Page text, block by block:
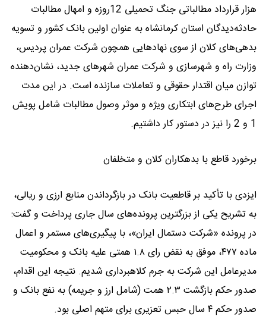
هزار قرارداد مطالباتی جنگ تحمیلی 12روزه و امهال مطالبات
حادثه‌دیدگان استان کرمانشاه به عنوان اولین بانک کشور و تسویه
بدهی‌های کلان از سوی نهادهایی همچون شرکت عمران پردیس،
وزارت راه و شهرسازی و شرکت عمران شهرهای جدید، نشان‌دهنده
توازن میان اقتدار حقوقی و تعاملات سازنده است. در این مدت
اجرای طرح‌های ابتکاری ویژه و موثر وصول مطالبات شامل پویش
1 و 2 را نیز در دستور کار داشتیم.
برخورد قاطع با بدهکاران کلان و متخلفان
ایزدی با تأکید بر قاطعیت بانک در بازگرداندن منابع ارزی و ریالی،
به تشریح یکی از بزرگترین پرونده‌های سال جاری پرداخت و گفت:
در پرونده «شرکت دستمال ایران»، با پیگیری‌های مستمر و اعمال
ماده ۴۷۷، موفق به نقض رای ۱.۸ همتی علیه بانک و محکومیت
مدیرعامل این شرکت به جرم کلاهبرداری شدیم. نتیجه این اقدام،
صدور حکم بازگشت ۲.۳ همت (شامل ارز و جریمه) به نفع بانک و
صدور حکم ۴ سال حبس تعزیری برای متهم اصلی بود.